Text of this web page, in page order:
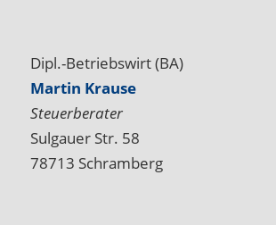
Dipl.-Betriebswirt (BA)
Martin Krause
Steuerberater
Sulgauer Str. 58
78713 Schramberg